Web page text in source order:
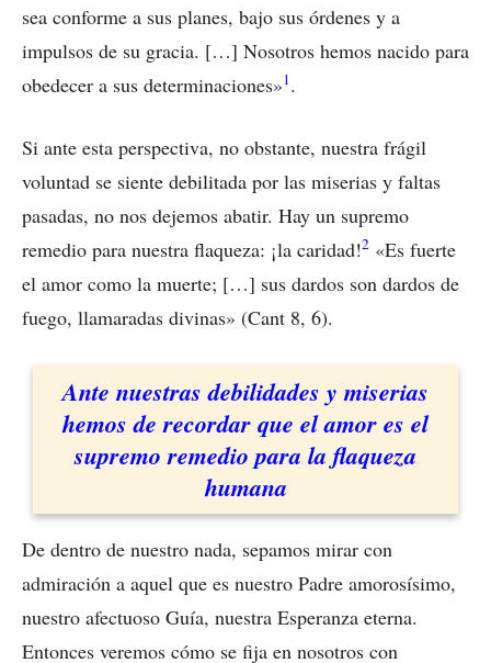
sea conforme a sus planes, bajo sus órdenes y a
impulsos de su gracia. […] Nosotros hemos nacido para
obedecer a sus determinaciones»1.
Si ante esta perspectiva, no obstante, nuestra frágil
voluntad se siente debilitada por las miserias y faltas
pasadas, no nos dejemos abatir. Hay un supremo
remedio para nuestra flaqueza: ¡la caridad!2 «Es fuerte
el amor como la muerte; […] sus dardos son dardos de
fuego, llamaradas divinas» (Cant 8, 6).
Ante nuestras debilidades y miserias
hemos de recordar que el amor es el
supremo remedio para la flaqueza
humana
De dentro de nuestro nada, sepamos mirar con
admiración a aquel que es nuestro Padre amorosísimo,
nuestro afectuoso Guía, nuestra Esperanza eterna.
Entonces veremos cómo se fija en nosotros con